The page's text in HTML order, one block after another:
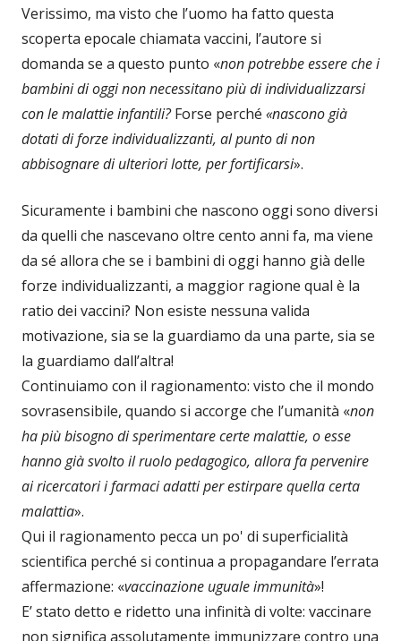
Verissimo, ma visto che l’uomo ha fatto questa
scoperta epocale chiamata vaccini, l’autore si
domanda se a questo punto «non potrebbe essere che i
bambini di oggi non necessitano più di individualizzarsi
con le malattie infantili?Forse perché «nascono già
dotati di forze individualizzanti, al punto di non
abbisognare di ulteriori lotte, per fortificarsi».
Sicuramente i bambini che nascono oggi sono diversi
da quelli che nascevano oltre cento anni fa, ma viene
da sé allora che se i bambini di oggi hanno già delle
forze individualizzanti, a maggior ragione qual è la
ratio dei vaccini? Non esiste nessuna valida
motivazione, sia se la guardiamo da una parte, sia se
la guardiamo dall’altra!
Continuiamo con il ragionamento: visto che il mondo
sovrasensibile, quando si accorge che l’umanità «non
ha più bisogno di sperimentare certe malattie, o esse
hanno già svolto il ruolo pedagogico, allora fa pervenire
ai ricercatori i farmaci adatti per estirpare quella certa
malattia».
Qui il ragionamento pecca un po' di superficialità
scientifica perché si continua a propagandare l’errata
affermazione: «vaccinazione uguale immunità»!
E’ stato detto e ridetto una infinità di volte: vaccinare
non significa assolutamente immunizzare contro una